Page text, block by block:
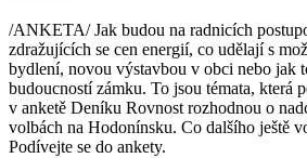
/ANKETA/ Jak budou na radnicích
zdražujících se cen energií, co udělají s
bydlení, novou výstavbou v obci nebo jak
budoucností zámku. To jsou témata, která
v anketě Deníku Rovnost rozhodnou o
volbách na Hodonínsku. Co dalšího ještě
Podívejte se do ankety.